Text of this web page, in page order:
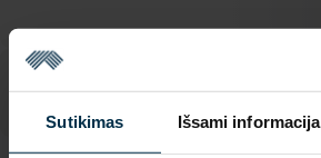
Sutikimas Išsami informacija